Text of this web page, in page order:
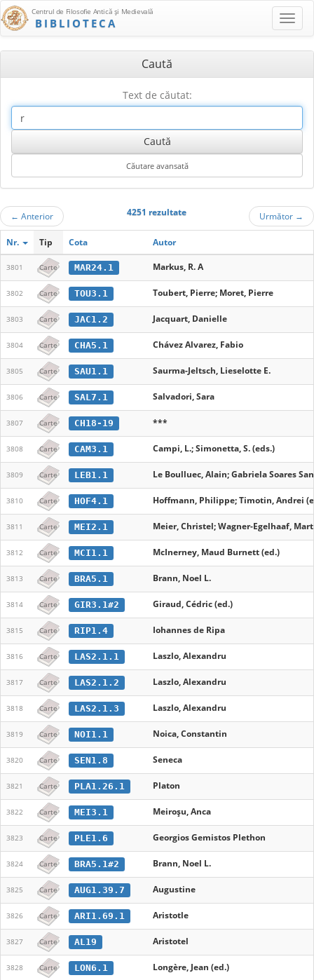
Centrul de Filosofie Antică şi Medievală
BIBLIOTECA
Caută
Text de căutat:
← Anterior 4251 rezultate Următor →
Nr. Tip Cota Autor
3801 Carte MAR24.1 Markus, R. A
3802 Carte TOU3.1 Toubert, Pierre; Moret, Pierre
3803 Carte JAC1.2 Jacquart, Danielle
3804 Carte CHA5.1 Chávez Alvarez, Fabio
3805 Carte SAU1.1 Saurma-Jeltsch, Lieselotte E.
3806 Carte SAL7.1 Salvadori, Sara
3807 Carte CH18-19 ***
3808 Carte CAM3.1 Campi, L.; Simonetta, S. (eds.)
3809 Carte LEB1.1 Le Boulluec, Alain; Gabriela Soares
3810 Carte HOF4.1 Hoffmann, Philippe; Timotin, Andrei
3811 Carte MEI2.1 Meier, Christel; Wagner-Egelhaaf,
3812 Carte MCI1.1 McInerney, Maud Burnett (ed.)
3813 Carte BRA5.1 Brann, Noel L.
3814 Carte GIR3.1#2 Giraud, Cédric (ed.)
3815 Carte RIP1.4 Iohannes de Ripa
3816 Carte LAS2.1.1 Laszlo, Alexandru
3817 Carte LAS2.1.2 Laszlo, Alexandru
3818 Carte LAS2.1.3 Laszlo, Alexandru
3819 Carte NOI1.1 Noica, Constantin
3820 Carte SEN1.8 Seneca
3821 Carte PLA1.26.1 Platon
3822 Carte MEI3.1 Meiroșu, Anca
3823 Carte PLE1.6 Georgios Gemistos Plethon
3824 Carte BRA5.1#2 Brann, Noel L.
3825 Carte AUG1.39.7 Augustine
3826 Carte ARI1.69.1 Aristotle
3827 Carte AL19 Aristotel
3828 Carte LON6.1 Longère, Jean (ed.)